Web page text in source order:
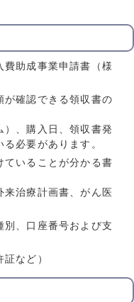
費助成事業申請書（様
が確認できる領収書の
、購入日、領収書発
必要があります。
ていることが分かる書
来治療計画書、がん医
別、口座番号および支
など）